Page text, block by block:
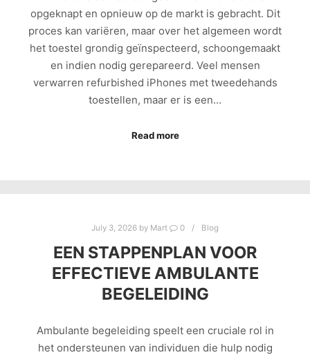
opgeknapt en opnieuw op de markt is gebracht. Dit
proces kan variëren, maar over het algemeen wordt
het toestel grondig geïnspecteerd, schoongemaakt
en indien nodig gerepareerd. Veel mensen
verwarren refurbished iPhones met tweedehands
toestellen, maar er is een…
Read more
July 3, 2026 by Mart 0 Blog
EEN STAPPENPLAN VOOR
EFFECTIEVE AMBULANTE
BEGELEIDING
Ambulante begeleiding speelt een cruciale rol in
het ondersteunen van individuen die hulp nodig